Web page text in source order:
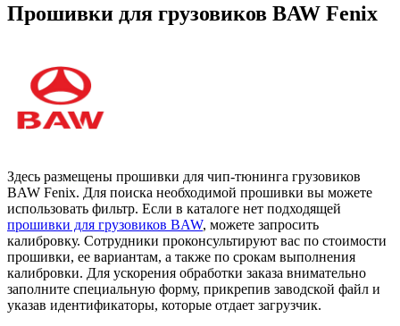
Прошивки для грузовиков BAW Fenix
Здесь размещены прошивки для чип-тюнинга грузовиков
BAW Fenix. Для поиска необходимой прошивки вы можете
использовать фильтр. Если в каталоге нет подходящей
прошивки для грузовиков BAW, можете запросить
калибровку. Сотрудники проконсультируют вас по стоимости
прошивки, ее вариантам, а также по срокам выполнения
калибровки. Для ускорения обработки заказа внимательно
заполните специальную форму, прикрепив заводской файл и
указав идентификаторы, которые отдает загрузчик.